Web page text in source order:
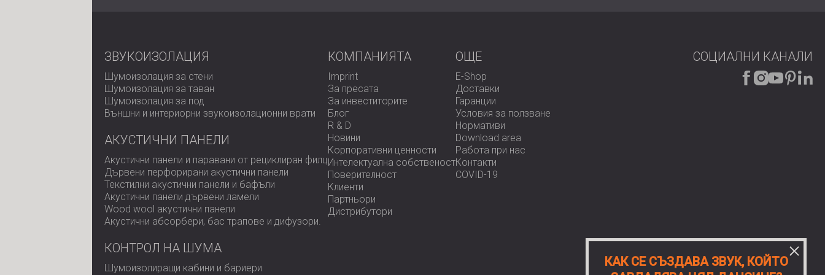
ЗВУКОИЗОЛАЦИЯ
Шумоизолация за стени
Шумоизолация за таван
Шумоизолация за под
Външни и интериорни звукоизолационни врати
АКУСТИЧНИ ПАНЕЛИ
Акустични панели и паравани от рециклиран филц
Дървени перфорирани акустични панели
Текстилни акустични панели и бафъли
Акустични панели дървени ламели
Wood wool акустични панели
Акустични абсорбери, бас трапове и дифузoри.
КОНТРОЛ НА ШУМА
Шумоизолиращи кабини и бариери
КОМПАНИЯТА
Imprint
За пресата
За инвеститорите
Блог
R & D
Новини
Корпоративни ценности
Интелектуална собственост
Поверителност
Клиенти
Партньори
Дистрибутори
OЩЕ
E-Shop
Доставки
Гаранции
Условия за ползване
Нормативи
Download area
Работа при нас
Контакти
COVID-19
СОЦИАЛНИ КАНАЛИ
КАК СЕ СЪЗДАВА ЗВУК, КОЙТО